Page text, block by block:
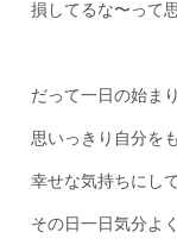
損してるな〜って
だって一日の始まり
思いっきり自分を
幸せな気持ちにし
その日一日気分よ